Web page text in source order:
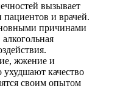
вызывает
и врачей.
причинами
жжение и
ухудшают качество
своим опытом